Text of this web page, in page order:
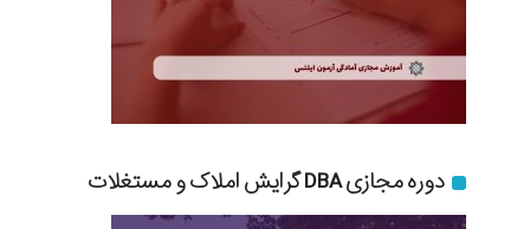
دوره مجازی DBA گرایش املاک و مستغلات